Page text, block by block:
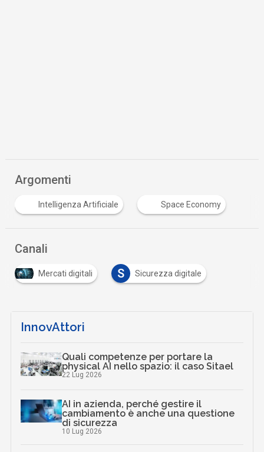
Argomenti
Intelligenza Artificiale Space Economy
Canali
Mercati digitali S Sicurezza digitale
InnovAttori
Quali competenze per portare la
physical AI nello spazio: il caso Sitael
22 Lug 2026
AI in azienda, perché gestire il
cambiamento è anche una questione
di sicurezza
10 Lug 2026